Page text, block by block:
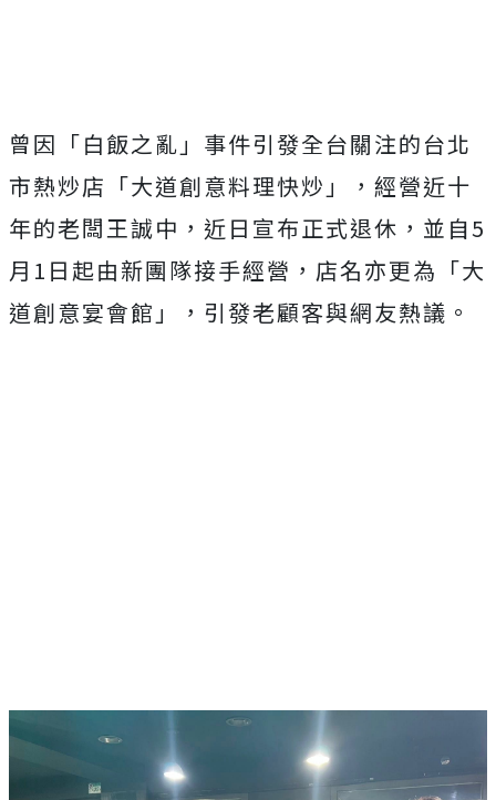
曾因「白飯之亂」事件引發全台關注的台北
市熱炒店「大道創意料理快炒」，經營近十
年的老闆王誠中，近日宣布正式退休，並自5
月1日起由新團隊接手經營，店名亦更為「大
道創意宴會館」，引發老顧客與網友熱議。